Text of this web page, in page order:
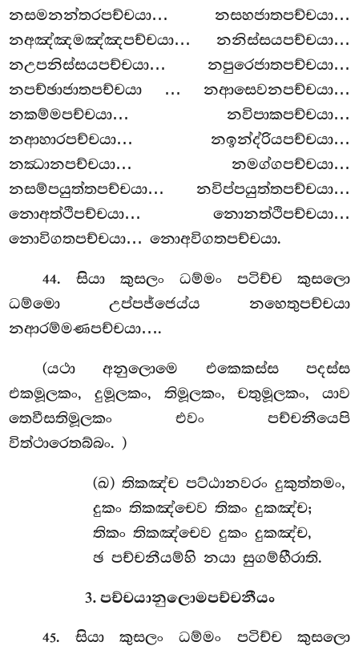
නසමනන්තරපච්චයා… නසහජාතපච්චයා…
නඅඤ්ඤමඤ්ඤපච්චයා… නනිස්සයපච්චයා…
නඋපනිස්සයපච්චයා… නපුරෙජාතපච්චයා…
නපච්ඡාජාතපච්චයා … නආසෙවනපච්චයා…
නකම්මපච්චයා… නවිපාකපච්චයා…
නආහාරපච්චයා… නඉන්ද්රියපච්චයා…
නඣානපච්චයා… නමග්ගපච්චයා…
නසම්පයුත්තපච්චයා… නවිප්පයුත්තපච්චයා…
නොඅත්ථිපච්චයා… නොනත්ථිපච්චයා…
නොවිගතපච්චයා… නොඅවිගතපච්චයා.
44. සියා කුසලං ධම්මං පටිච්ච කුසලො
ධම්මො උප්පජ්ජෙය්ය නහෙතුපච්චයා
නආරම්මණපච්චයා….
(යථා අනුලොමෙ එකෙකස්ස පදස්ස
එකමූලකං, දුමූලකං, තිමූලකං, චතුමූලකං, යාව
තෙවීසතිමූලකං එවං පච්චනීයෙපි
විත්ථාරෙතබ්බං. )
(ඛ) තිකඤ්ච පට්ඨානවරං දුකුත්තමං,
දුකං තිකඤ්චෙව තිකං දුකඤ්ච;
තිකං තිකඤ්චෙව දුකං දුකඤ්ච,
ඡ පච්චනීයම්හි නයා සුගම්භීරාති.
3. පච්චයානුලොමපච්චනීයං
45. සියා කුසලං ධම්මං පටිච්ච කුසලො